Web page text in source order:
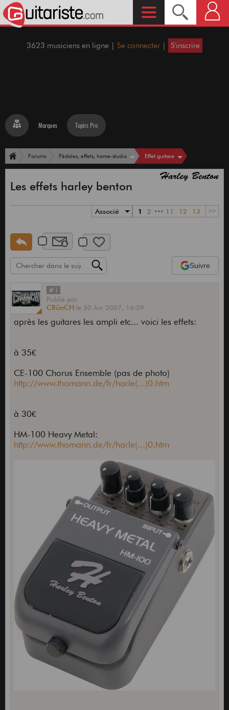
3623 musiciens en ligne | Se connecter | S'inscrire
Marques Topics Pro
Forums Pédales, effets, home-studio Effet guitare
Les effets harley benton
Associé 1 2 ••• 11 12 13 >>
Suivre
#1
Publié par
CRünCH le 30 Avr 2007, 16:39
après les guitares les ampli etc... voici les effets:
à 35€
CE-100 Chorus Ensemble (pas de photo)
http://www.thomann.de/fr/harle(...)0.htm
à 30€
HM-100 Heavy Metal:
http://www.thomann.de/fr/harle(...)0.htm